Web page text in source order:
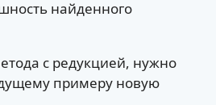
найденного
с редукцией, нужно
примеру новую